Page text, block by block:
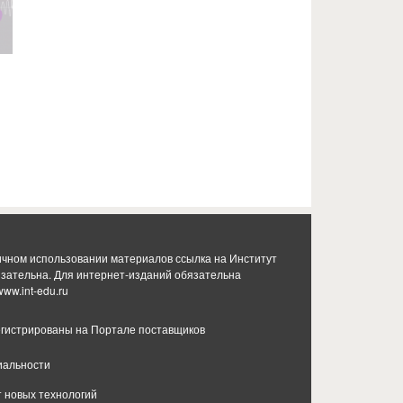
использовании материалов ссылка на Институт
Для интернет-изданий обязательна
edu.ru
на Портале поставщиков
технологий